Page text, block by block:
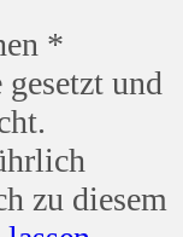
*
gesetzt und
zu diesem